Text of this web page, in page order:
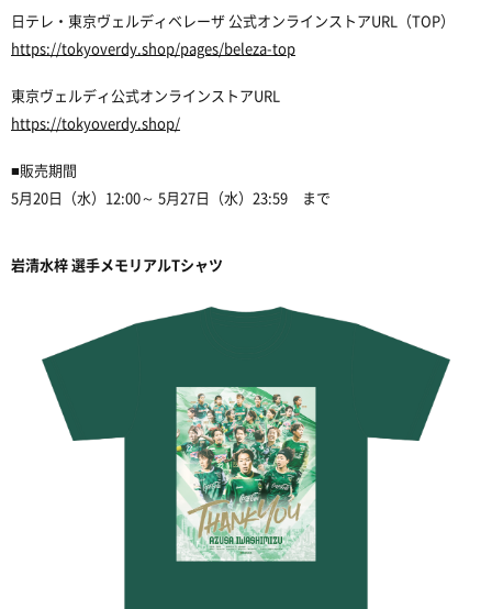
日テレ・東京ヴェルディベレーザ 公式オンラインストアURL（TOP）
https://tokyoverdy.shop/pages/beleza-top
東京ヴェルディ公式オンラインストアURL
https://tokyoverdy.shop/
■販売期間
5月20日（水）12:00～ 5月27日（水）23:59 まで
岩清水梓 選手メモリアルTシャツ